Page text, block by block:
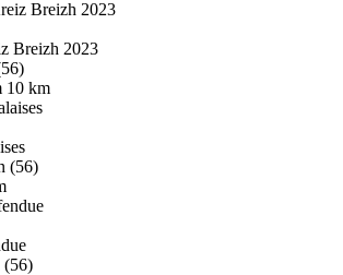
Breizh 2023
10 km
(56)
(56)